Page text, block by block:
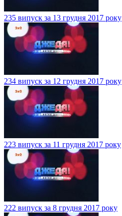
235 випуск за 13 грудня 2017 року
234 випуск за 12 грудня 2017 року
223 випуск за 11 грудня 2017 року
222 випуск за 8 грудня 2017 року